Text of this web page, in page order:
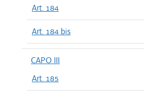
Art. 184
Art. 184 bis
CAPO III
Art. 185